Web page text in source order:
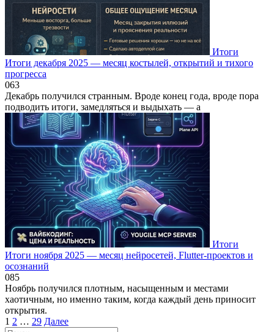
Итоги
Итоги декабря 2025 — месяц костылей, открытий и тихого
прогресса
063
Декабрь получился странным. Вроде конец года, вроде пора
подводить итоги, замедляться и выдыхать — а
Итоги
Итоги ноября 2025 — месяц нейросетей, Flutter-проектов и
осознаний
085
Ноябрь получился плотным, насыщенным и местами
хаотичным, но именно таким, когда каждый день приносит
открытия.
Пагинация
1 2 … 29 Далее